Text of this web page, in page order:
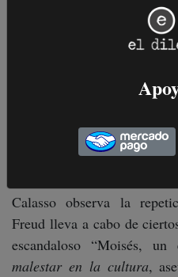
Tierra Prometida, fue
Este parricidio en el
a un parricidio común a
“Sapiens” cazó en un
debe, para Freud, a que
resto de los seres
Calasso observa la
Freud lleva a cabo de
escandaloso “Moisés,
malestar en la cultura,